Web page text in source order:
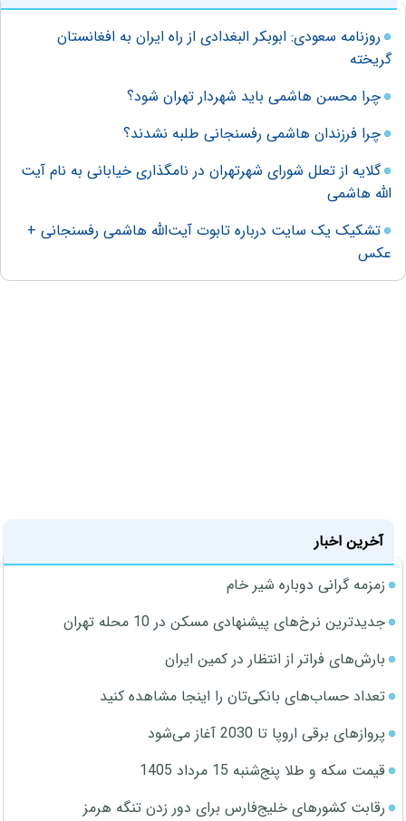
روزنامه سعودی: ابوبکر البغدادی از راه ایران به افغانستان
گریخته
چرا محسن هاشمی باید شهردار تهران شود؟
چرا فرزندان هاشمی رفسنجانی طلبه نشدند؟
گلایه از تعلل شورای شهرتهران در نامگذاری خیابانی به نام آیت
الله هاشمی
تشکیک یک سایت درباره تابوت آیت‌الله هاشمی رفسنجانی +
عکس
آخرین اخبار
زمزمه گرانی دوباره شیر خام
جدیدترین نرخ‌های پیشنهادی مسکن در 10 محله تهران
بارش‌های فراتر از انتظار در کمین ایران
تعداد حساب‌های بانکی‌تان را اینجا مشاهده کنید
پروازهای برقی اروپا تا 2030 آغاز می‌شود
قیمت سکه و طلا پنج‌شنبه 15 مرداد 1405
رقابت کشورهای خلیج‌فارس برای دور زدن تنگه هرمز